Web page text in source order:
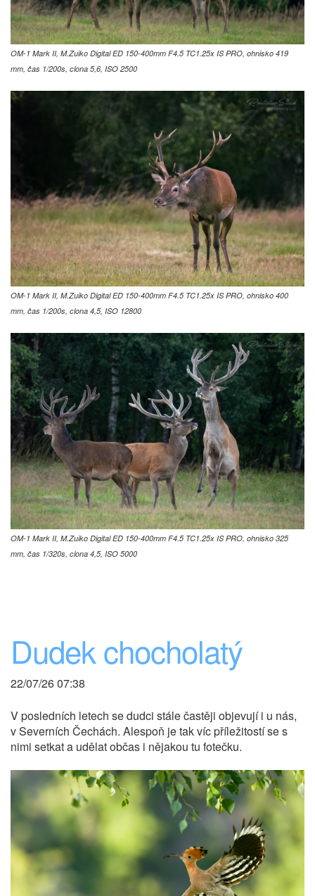
OM-1 Mark II, M.Zuiko Digital ED 150-400mm F4.5 TC1.25x IS PRO, ohnisko 419
mm, čas 1/200s, clona 5,6, ISO 2500
OM-1 Mark II, M.Zuiko Digital ED 150-400mm F4.5 TC1.25x IS PRO, ohnisko 400
mm, čas 1/200s, clona 4,5, ISO 12800
OM-1 Mark II, M.Zuiko Digital ED 150-400mm F4.5 TC1.25x IS PRO, ohnisko 325
mm, čas 1/320s, clona 4,5, ISO 5000
Dudek chocholatý
22/07/26 07:38
V posledních letech se dudci stále častěji objevují i u nás,
v Severních Čechách. Alespoň je tak víc příležitostí se s
nimi setkat a udělat občas i nějakou tu fotečku.